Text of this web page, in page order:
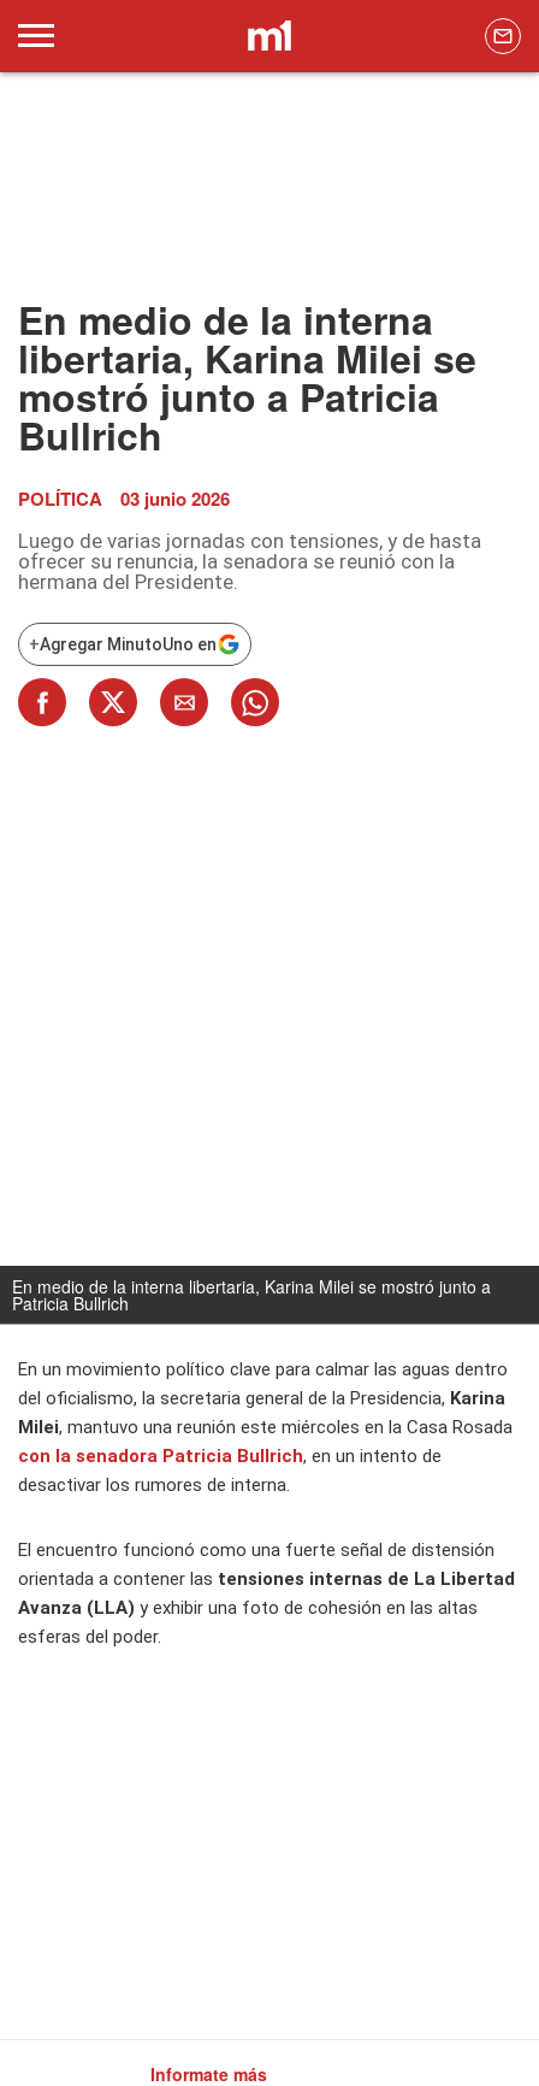
En medio de la interna
libertaria, Karina Milei se
mostró junto a Patricia
Bullrich
POLÍTICA 03 junio 2026
Luego de varias jornadas con tensiones, y de hasta
ofrecer su renuncia, la senadora se reunió con la
hermana del Presidente.
+Agregar MinutoUno en
En medio de la interna libertaria, Karina Milei se mostró junto a
Patricia Bullrich
En un movimiento político clave para calmar las aguas dentro
del oficialismo, la secretaria general de la Presidencia, Karina
Milei, mantuvo una reunión este miércoles en la Casa Rosada
con la senadora Patricia Bullrich, en un intento de
desactivar los rumores de interna.
El encuentro funcionó como una fuerte señal de distensión
orientada a contener las tensiones internas de La Libertad
Avanza (LLA) y exhibir una foto de cohesión en las altas
esferas del poder.
Informate más